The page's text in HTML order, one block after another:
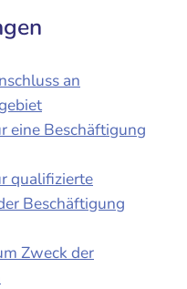
an
eine Beschäftigung
qualifizierte
Beschäftigung
Zweck der